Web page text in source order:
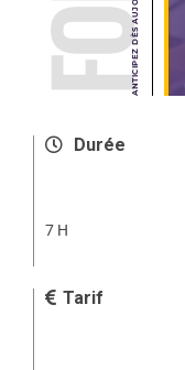
Durée
7 H
Tarif